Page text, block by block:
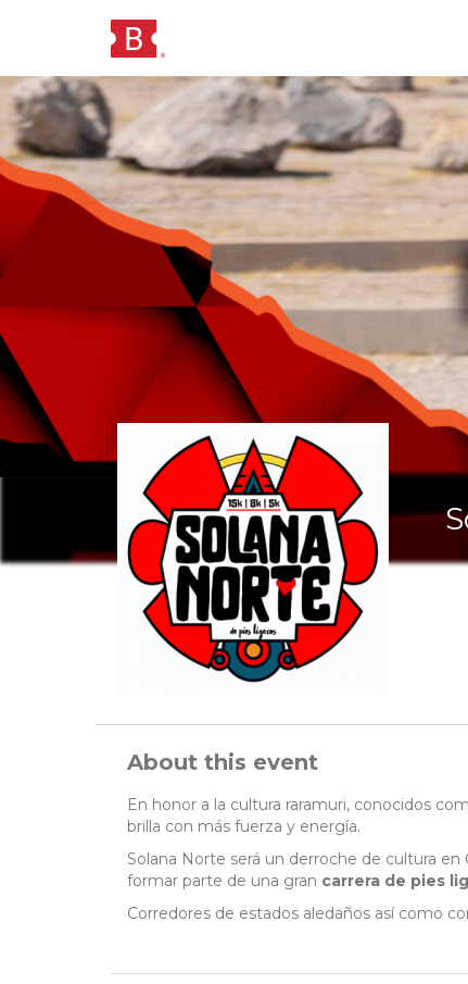
About this event
En honor a la cultura raramuri, conocidos
brilla con más fuerza y energía.
Solana Norte será un derroche de cultura
formar parte de una gran carrera de pies
Corredores de estados aledaños así como